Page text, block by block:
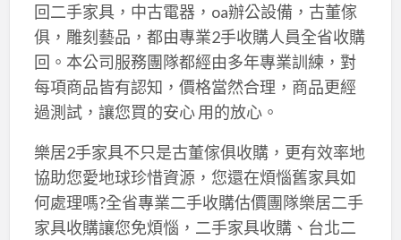
回二手家具，中古電器，oa辦公設備，古董傢
俱，雕刻藝品，都由專業2手收購人員全省收購
回。本公司服務團隊都經由多年專業訓練，對
每項商品皆有認知，價格當然合理，商品更經
過測試，讓您買的安心 用的放心。
樂居2手家具不只是古董傢俱收購，更有效率地
協助您愛地球珍惜資源，您還在煩惱舊家具如
何處理嗎?全省專業二手收購估價團隊樂居二手
家具收購讓您免煩惱，二手家具收購、台北二